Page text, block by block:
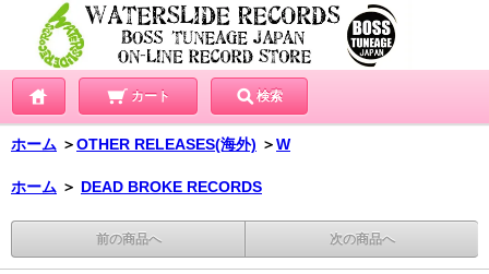
カート 検索
ホーム ＞OTHER RELEASES(海外) ＞W
ホーム ＞ DEAD BROKE RECORDS
前の商品へ 次の商品へ